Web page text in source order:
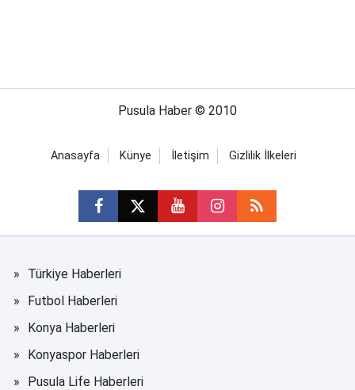
Pusula Haber © 2010
Anasayfa Künye İletişim Gizlilik İlkeleri
Türkiye Haberleri
Futbol Haberleri
Konya Haberleri
Konyaspor Haberleri
Pusula Life Haberleri